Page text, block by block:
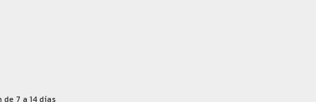
7 a 14 días